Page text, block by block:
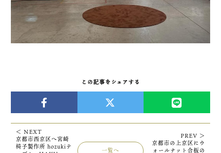
この記事をシェアする
＜ NEXT
京都市西京区へ宮崎
椅子製作所 hozukiテ
一覧へ
PREV ＞
京都市の上京区にウ
ォールナット合板の